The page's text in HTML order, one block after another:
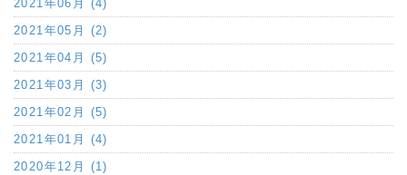
2021年06月 (4)
2021年05月 (2)
2021年04月 (5)
2021年03月 (3)
2021年02月 (5)
2021年01月 (4)
2020年12月 (1)